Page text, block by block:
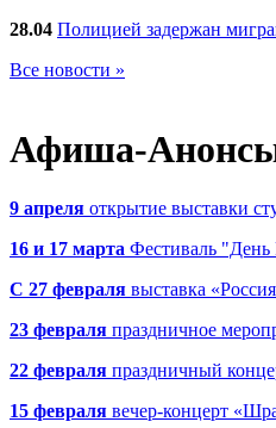
28.04 Полицией задержан
Все новости »
Афиша-
9 апреля открытие выставки
16 и 17 марта Фестиваль "День
С 27 февраля выставка
23 февраля праздничное
22 февраля праздничный
15 февраля вечер-концерт